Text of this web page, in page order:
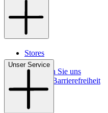
Stores
Kontakt
So finden Sie uns
Digitale Barrierefreiheit
Unser Service